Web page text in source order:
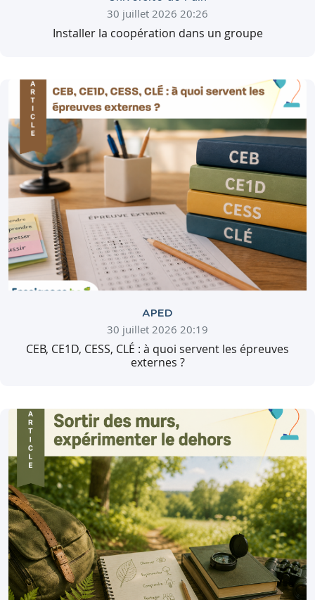
30 juillet 2026 20:26
Installer la coopération dans un groupe
APED
30 juillet 2026 20:19
CEB, CE1D, CESS, CLÉ : à quoi servent les épreuves
externes ?